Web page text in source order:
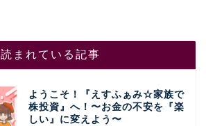
読まれている記事
ようこそ！『えすふぁみ☆家族で
株投資』へ！〜お金の不安を『楽
しい』に変えよう〜